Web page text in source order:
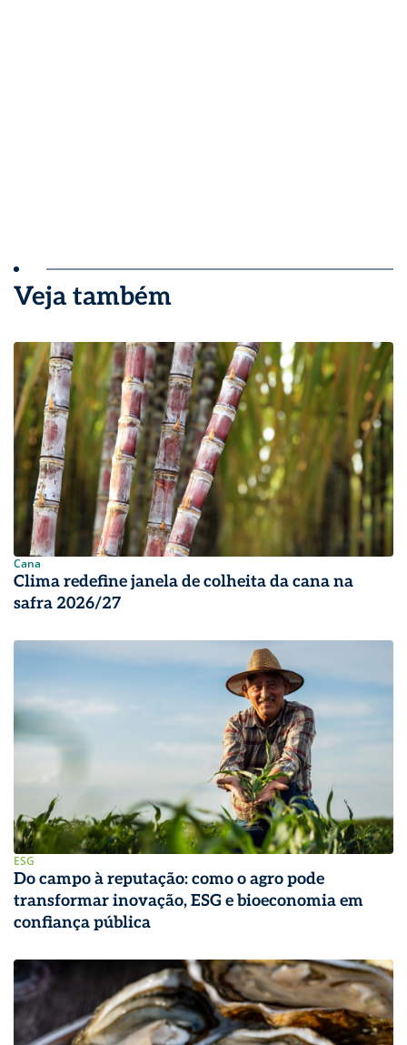
Veja também
Cana
Clima redefine janela de colheita da cana na
safra 2026/27
ESG
Do campo à reputação: como o agro pode
transformar inovação, ESG e bioeconomia em
confiança pública